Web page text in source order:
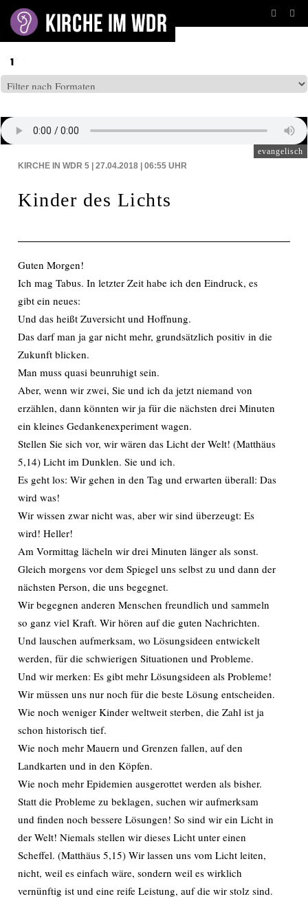
evangelisch
KIRCHE IN WDR 5 | 27.04.2018 | 06:55 UHR
Kinder des Lichts
Guten Morgen!
Ich mag Tabus. In letzter Zeit habe ich den Eindruck, es
gibt ein neues:
Und das heißt Zuversicht und Hoffnung.
Das darf man ja gar nicht mehr, grundsätzlich positiv in die
Zukunft blicken.
Man muss quasi beunruhigt sein.
Aber, wenn wir zwei, Sie und ich da jetzt niemand von
erzählen, dann könnten wir ja für die nächsten drei Minuten
ein kleines Gedankenexperiment wagen.
Stellen Sie sich vor, wir wären das Licht der Welt! (Matthäus
5,14) Licht im Dunklen. Sie und ich.
Es geht los: Wir gehen in den Tag und erwarten überall: Das
wird was!
Wir wissen zwar nicht was, aber wir sind überzeugt: Es
wird! Heller!
Am Vormittag lächeln wir drei Minuten länger als sonst.
Gleich morgens vor dem Spiegel uns selbst zu und dann der
nächsten Person, die uns begegnet.
Wir begegnen anderen Menschen freundlich und sammeln
so ganz viel Kraft. Wir hören auf die guten Nachrichten.
Und lauschen aufmerksam, wo Lösungsideen entwickelt
werden, für die schwierigen Situationen und Probleme.
Und wir merken: Es gibt mehr Lösungsideen als Probleme!
Wir müssen uns nur noch für die beste Lösung entscheiden.
Wie noch weniger Kinder weltweit sterben, die Zahl ist ja
schon historisch tief.
Wie noch mehr Mauern und Grenzen fallen, auf den
Landkarten und in den Köpfen.
Wie noch mehr Epidemien ausgerottet werden als bisher.
Statt die Probleme zu beklagen, suchen wir aufmerksam
und finden noch bessere Lösungen! So sind wir ein Licht in
der Welt! Niemals stellen wir dieses Licht unter einen
Scheffel. (Matthäus 5,15) Wir lassen uns vom Licht leiten,
nicht, weil es einfach wäre, sondern weil es wirklich
vernünftig ist und eine reife Leistung, auf die wir stolz sind.